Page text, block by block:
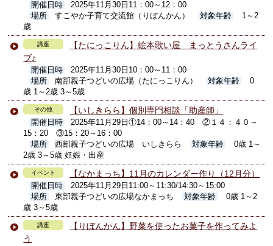
開催日時
2025年11月30日11：00～12：00
場所
すこやか子育て交流館（りぼんかん） 対象年齢
1～2
歳
講座
【たにっこりん】絵本歌い屋 まっとうさんライ
ブ♪
開催日時
2025年11月30日10：00～11：00
場所
南部親子つどいの広場（たにっこりん） 対象年齢
0
歳 1～2歳 3～5歳
その他 【いしきらら】個別専門相談「助産師」
開催日時
2025年11月29日①14：00～14：40 ②１４：４０～
15：20 ③15：20～16：00
場所
西部親子つどいの広場 いしきらら 対象年齢
0歳 1～
2歳 3～5歳 妊娠・出産
イベント 【なかまっち】11月のカレンダー作り（12月分）
開催日時
2025年11月29日11:00～11:30/14:30～15:00
場所
東部親子つどいの広場なかまっち 対象年齢
0歳 1～2
歳 3～5歳
講座
【りぼんかん】野菜を使ったお菓子を作ってみよ
う